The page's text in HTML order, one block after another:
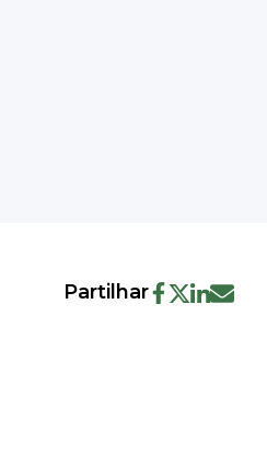
Partilhar